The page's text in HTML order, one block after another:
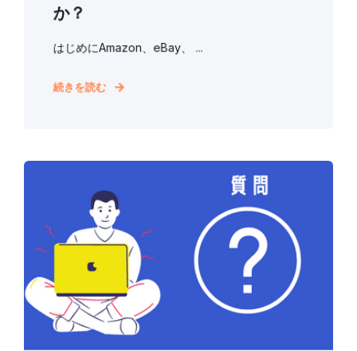
か？
はじめにAmazon、eBay、 ...
続きを読む